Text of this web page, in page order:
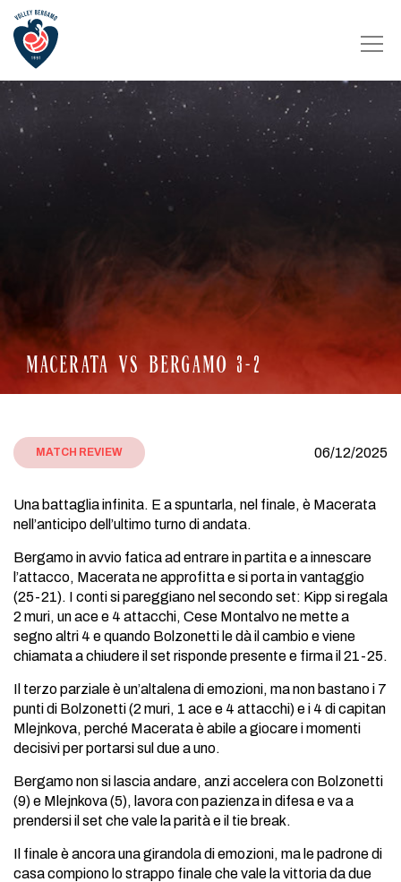
MACERATA VS BERGAMO 3-2
MATCH REVIEW 06/12/2025
Una battaglia infinita. E a spuntarla, nel finale, è Macerata
nell’anticipo dell’ultimo turno di andata.
Bergamo in avvio fatica ad entrare in partita e a innescare
l’attacco, Macerata ne approfitta e si porta in vantaggio
(25-21). I conti si pareggiano nel secondo set: Kipp si regala
2 muri, un ace e 4 attacchi, Cese Montalvo ne mette a
segno altri 4 e quando Bolzonetti le dà il cambio e viene
chiamata a chiudere il set risponde presente e firma il 21-25.
Il terzo parziale è un’altalena di emozioni, ma non bastano i 7
punti di Bolzonetti (2 muri, 1 ace e 4 attacchi) e i 4 di capitan
Mlejnkova, perché Macerata è abile a giocare i momenti
decisivi per portarsi sul due a uno.
Bergamo non si lascia andare, anzi accelera con Bolzonetti
(9) e Mlejnkova (5), lavora con pazienza in difesa e va a
prendersi il set che vale la parità e il tie break.
Il finale è ancora una girandola di emozioni, ma le padrone di
casa compiono lo strappo finale che vale la vittoria da due